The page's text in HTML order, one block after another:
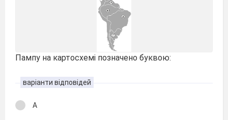
Пампу на картосхемі позначено буквою:
варіанти відповідей
А